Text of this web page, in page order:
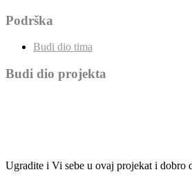
Podrška
Budi dio tima
Budi dio projekta
Ugradite i Vi sebe u ovaj projekat i dobro